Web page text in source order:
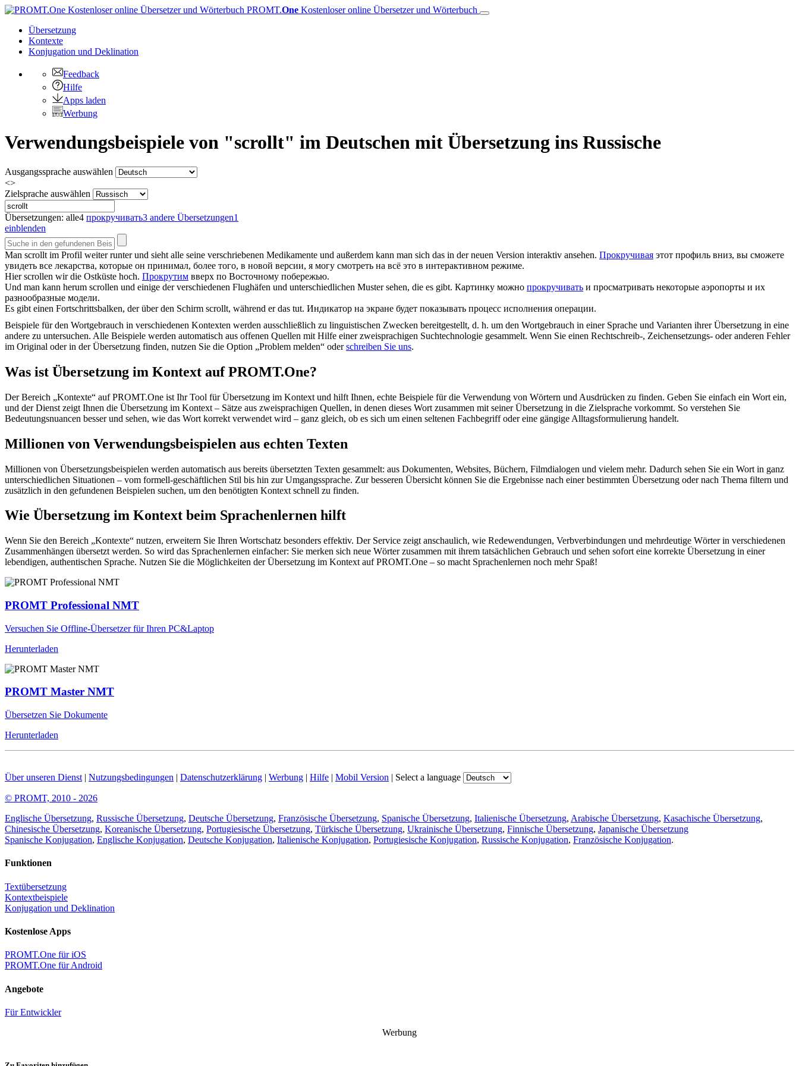
PROMT.One Kostenloser online Übersetzer und Wörterbuch
Übersetzung
Kontexte
Konjugation und Deklination
Feedback
Hilfe
Apps laden
Werbung
Verwendungsbeispiele von "scrollt" im Deutschen mit Übersetzung ins Russische
Ausgangssprache auswählen
<>
Zielsprache auswählen
Übersetzungen: alle4 прокручивать3 andere Übersetzungen1
einblenden
Man scrollt im Profil weiter runter und sieht alle seine verschriebenen Medikamente und außerdem kann man sich das in der neuen Version interaktiv ansehen. Прокручивая этот профиль вниз, вы сможете
увидеть все лекарства, которые он принимал, более того, в новой версии, я могу смотреть на всё это в интерактивном режиме.
Hierscrollen wir die Ostküste hoch. Прокрутим вверх по Восточному побережью.
Und man kann herum scrollen und einige der verschiedenen Flughäfen und unterschiedlichen Muster sehen, die es gibt. Картинку можно прокручивать и просматривать некоторые аэропорты и их
разнообразные модели.
Es gibt einen Fortschrittsbalken, der über den Schirm scrollt, während er das tut. Индикатор на экране будет показывать процесс исполнения операции.
Beispiele für den Wortgebrauch in verschiedenen Kontexten werden ausschließlich zu linguistischen Zwecken bereitgestellt, d. h. um den Wortgebrauch in einer Sprache und Varianten ihrer Übersetzung in eine
andere zu untersuchen. Alle Beispiele werden automatisch aus offenen Quellen mit Hilfe einer zweisprachigen Suchtechnologie gesammelt. Wenn Sie einen Rechtschreib-, Zeichensetzungs- oder anderen Fehler
im Original oder in der Übersetzung finden, nutzen Sie die Option „Problem melden“ oderschreiben Sie uns.
Was ist Übersetzung im Kontext auf PROMT.One?
Der Bereich „Kontexte“ auf PROMT.One ist Ihr Tool für Übersetzung im Kontext und hilft Ihnen, echte Beispiele für die Verwendung von Wörtern und Ausdrücken zu finden. Geben Sie einfach ein Wort ein,
und der Dienst zeigt Ihnen die Übersetzung im Kontext – Sätze aus zweisprachigen Quellen, in denen dieses Wort zusammen mit seiner Übersetzung in die Zielsprache vorkommt. So verstehen Sie
Bedeutungsnuancen besser und sehen, wie das Wort korrekt verwendet wird – ganz gleich, ob es sich um einen seltenen Fachbegriff oder eine gängige Alltagsformulierung handelt.
Millionen von Verwendungsbeispielen aus echten Texten
Millionen von Übersetzungsbeispielen werden automatisch aus bereits übersetzten Texten gesammelt: aus Dokumenten, Websites, Büchern, Filmdialogen und vielem mehr. Dadurch sehen Sie ein Wort in ganz
unterschiedlichen Situationen – vom formell-geschäftlichen Stil bis hin zur Umgangssprache. Zur besseren Übersicht können Sie die Ergebnisse nach einer bestimmten Übersetzung oder nach Thema filtern und
zusätzlich in den gefundenen Beispielen suchen, um den benötigten Kontext schnell zu finden.
Wie Übersetzung im Kontext beim Sprachenlernen hilft
Wenn Sie den Bereich „Kontexte“ nutzen, erweitern Sie Ihren Wortschatz besonders effektiv. Der Service zeigt anschaulich, wie Redewendungen, Verbverbindungen und mehrdeutige Wörter in verschiedenen
Zusammenhängen übersetzt werden. So wird das Sprachenlernen einfacher: Sie merken sich neue Wörter zusammen mit ihrem tatsächlichen Gebrauch und sehen sofort eine korrekte Übersetzung in einer
lebendigen, authentischen Sprache. Nutzen Sie die Möglichkeiten der Übersetzung im Kontext auf PROMT.One – so macht Sprachenlernen noch mehr Spaß!
PROMT Professional NMT
Versuchen Sie Offline-Übersetzer für Ihren PC&Laptop
Herunterladen
PROMT Master NMT
Übersetzen Sie Dokumente
Herunterladen
Über unseren Dienst | Nutzungsbedingungen | Datenschutzerklärung | Werbung | Hilfe | Mobil Version | Select a language
© PROMT, 2010 - 2026
Englische Übersetzung, Russische Übersetzung, Deutsche Übersetzung, Französische Übersetzung, Spanische Übersetzung, Italienische Übersetzung, Arabische Übersetzung, Kasachische Übersetzung,
Chinesische Übersetzung, Koreanische Übersetzung, Portugiesische Übersetzung, Türkische Übersetzung, Ukrainische Übersetzung, Finnische Übersetzung, Japanische Übersetzung
Spanische Konjugation, Englische Konjugation, Deutsche Konjugation, Italienische Konjugation, Portugiesische Konjugation, Russische Konjugation, Französische Konjugation.
Funktionen
Textübersetzung
Kontextbeispiele
Konjugation und Deklination
Kostenlose Apps
PROMT.One für iOS
PROMT.One für Android
Angebote
Für Entwickler
Werbung